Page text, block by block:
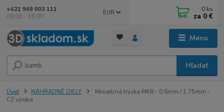
Menu
EUR
Hľadať
+421 949 003 111
09:00 - 16:00
0 ks
za 0 €
Úvod NÁHRADNÉ DIELY
Mosadzná tryska MK8 - 0,6mm / 1,75mm -
CZ výroba